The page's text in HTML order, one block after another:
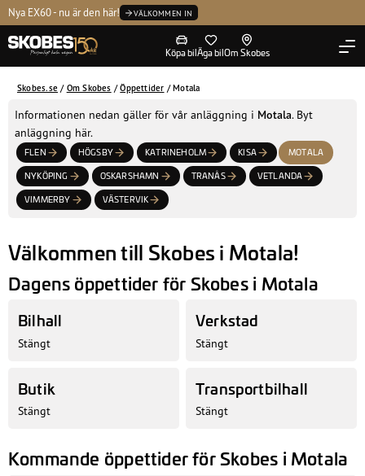
Nya EX60 - nu är den här! VÄLKOMMEN IN
Köpa bilÄga bilOm Skobes
Kontakta oss
Tvätta
Skobes.se / Om Skobes /Öppettider /Motala
Informationen nedan gäller för vår anläggning i Motala. Byt
anläggning här.
FLEN HÖGSBY KATRINEHOLM KISA MOTALA
NYKÖPING OSKARSHAMN TRANÅS VETLANDA
VIMMERBY VÄSTERVIK
Välkommen till Skobes i Motala!
Dagens öppettider för Skobes i Motala
Bilhall
Stängt
Verkstad
Stängt
Butik
Stängt
Transportbilhall
Stängt
Kommande öppettider för Skobes i Motala